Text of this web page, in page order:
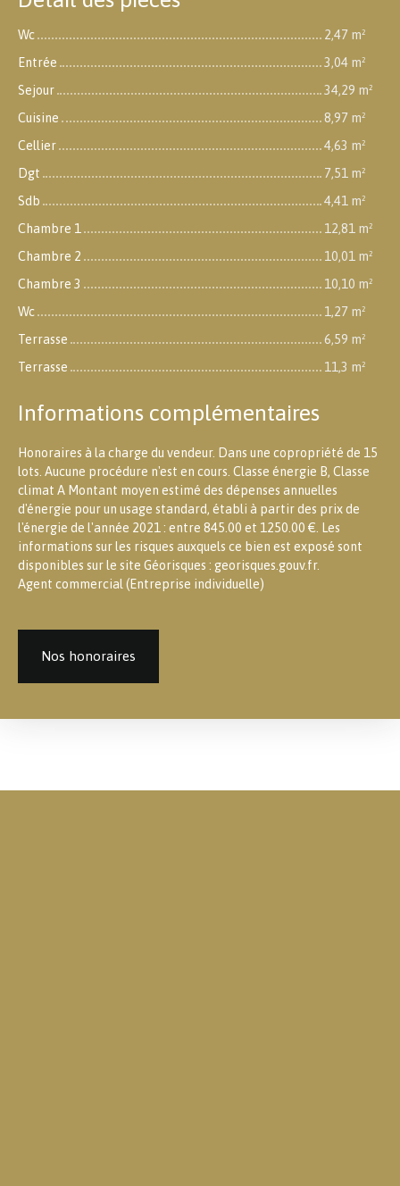
Wc
2,47 m²
Entrée
3,04 m²
Sejour
34,29 m²
Cuisine
8,97 m²
Cellier
4,63 m²
Dgt
7,51 m²
Sdb
4,41 m²
Chambre 1
12,81 m²
Chambre 2
10,01 m²
Chambre 3
10,10 m²
Wc
1,27 m²
Terrasse
6,59 m²
Terrasse
11,3 m²
Informations complémentaires
Honoraires à la charge du vendeur. Dans une copropriété de 15
lots. Aucune procédure n'est en cours. Classe énergie B, Classe
climat A Montant moyen estimé des dépenses annuelles
d'énergie pour un usage standard, établi à partir des prix de
l'énergie de l'année 2021 : entre 845.00 et 1250.00 €. Les
informations sur les risques auxquels ce bien est exposé sont
disponibles sur le site Géorisques : georisques.gouv.fr.
Agent commercial (Entreprise individuelle)
Nos honoraires